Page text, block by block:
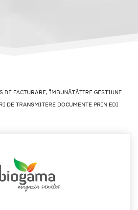
DE FACTURARE, ÎMBUNĂTĂȚIRE GESTIUNE
DE TRANSMITERE DOCUMENTE PRIN EDI